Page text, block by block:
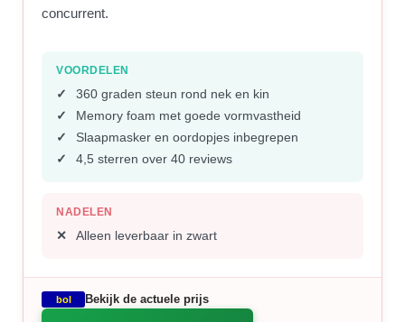
concurrent.
VOORDELEN
360 graden steun rond nek en kin
Memory foam met goede vormvastheid
Slaapmasker en oordopjes inbegrepen
4,5 sterren over 40 reviews
NADELEN
Alleen leverbaar in zwart
bol Bekijk de actuele prijs